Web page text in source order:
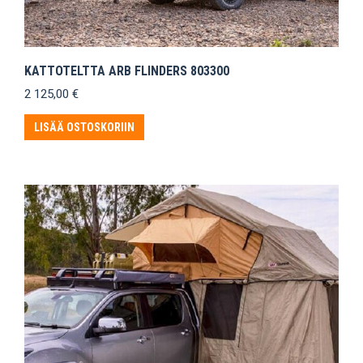
KATTOTELTTA ARB FLINDERS 803300
2 125,00 €
LISÄÄ OSTOSKORIIN